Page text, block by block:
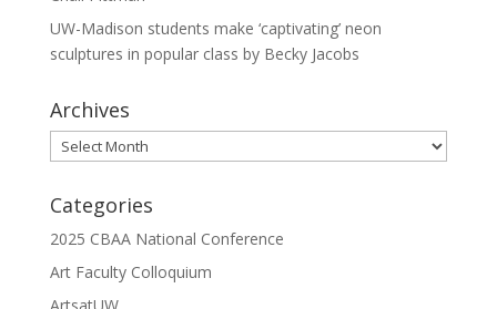
UW-Madison students make ‘captivating’ neon
sculptures in popular class by Becky Jacobs
Archives
Archives
Categories
2025 CBAA National Conference
Art Faculty Colloquium